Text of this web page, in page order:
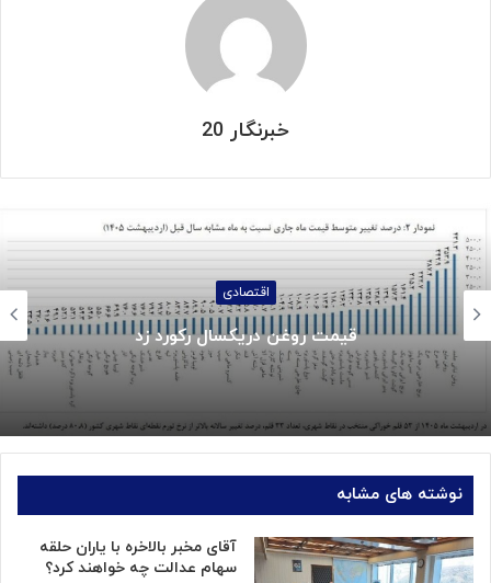
خبرنگار 20
اجتماعی
جزئیات واریز کالابرگ خردادماه:
نوشته های مشابه
آقای مخبر بالاخره با یاران حلقه
سهام عدالت چه خواهند کرد؟